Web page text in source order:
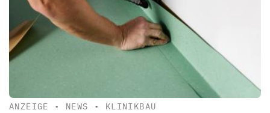
ANZEIGE • NEWS • KLINIKBAU